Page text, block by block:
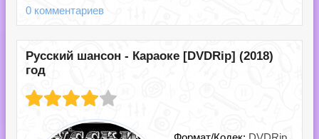
0 комментариев
Русский шансон - Караоке [DVDRip] (2018)
год